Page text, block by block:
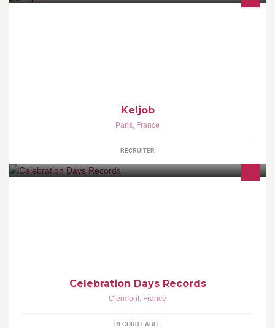
Keljob
Paris, France
RECRUITER
Celebration Days Records
Clermont, France
RECORD LABEL